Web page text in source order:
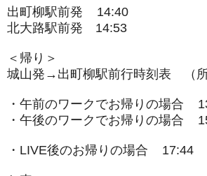
出町柳駅前発 14:40
北大路駅前発 14:53
＜帰り＞
城山発→出町柳駅前行時刻表 （所
・午前のワークでお帰りの場合
・午後のワークでお帰りの場合
・LIVE後のお帰りの場合 17:44